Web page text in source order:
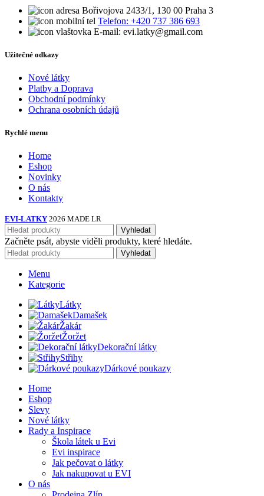
Bořivojova 2433/1, 130 00 Praha 3
Telefon: +420 737 386 693
E-mail: evi.latky@gmail.com
Užitečné odkazy
Nové látky
Platby a Doprava
Obchodní podmínky
Ochrana osobních údajů
Rychlé menu
Home
Eshop
Novinky
O nás
Kontakty
EVI-LATKY 2026 MADE LR
Vyhledat
Začněte psát, abyste viděli produkty, které hledáte.
Vyhledat
Menu
Kategorie
Látky
Damašek
Žakár
Žoržet
Dekorační látky
Střihy
Dárkové poukazy
Home
Eshop
Slevy
Nové látky
Rady a Inspirace
Škola látek u Evi
Evi inspirace
Jak pečovat o látky
Jak nakupovat u EVI
O nás